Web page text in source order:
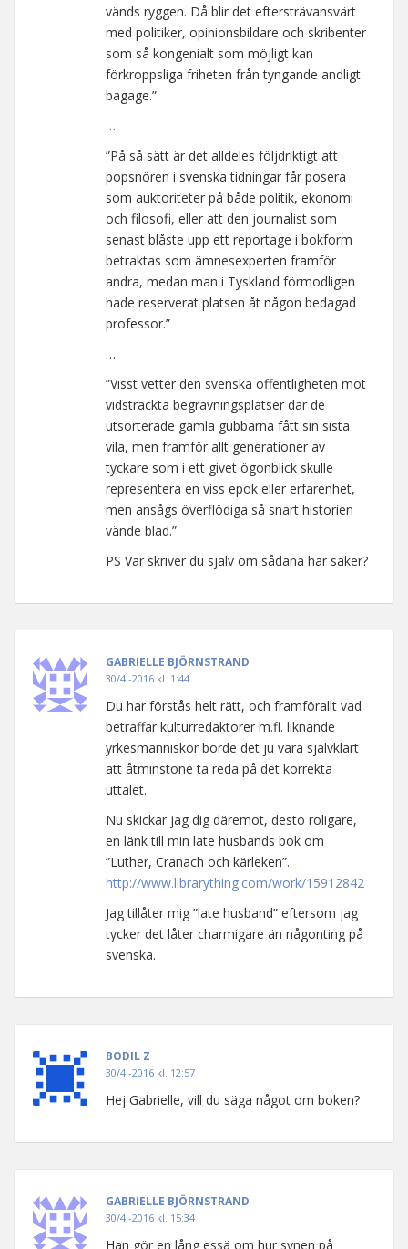
vänds ryggen. Då blir det eftersträvansvärt
med politiker, opinionsbildare och skribenter
som så kongenialt som möjligt kan
förkroppsliga friheten från tyngande andligt
bagage.”
…
”På så sätt är det alldeles följdriktigt att
popsnören i svenska tidningar får posera
som auktoriteter på både politik, ekonomi
och filosofi, eller att den journalist som
senast blåste upp ett reportage i bokform
betraktas som ämnesexperten framför
andra, medan man i Tyskland förmodligen
hade reserverat platsen åt någon bedagad
professor.”
…
”Visst vetter den svenska offentligheten mot
vidsträckta begravningsplatser där de
utsorterade gamla gubbarna fått sin sista
vila, men framför allt generationer av
tyckare som i ett givet ögonblick skulle
representera en viss epok eller erfarenhet,
men ansågs överflödiga så snart historien
vände blad.”
PS Var skriver du själv om sådana här saker?
GABRIELLE BJÖRNSTRAND
30/4 -2016 kl. 1:44
Du har förstås helt rätt, och framförallt vad
beträffar kulturredaktörer m.fl. liknande
yrkesmänniskor borde det ju vara självklart
att åtminstone ta reda på det korrekta
uttalet.
Nu skickar jag dig däremot, desto roligare,
en länk till min late husbands bok om
”Luther, Cranach och kärleken”.
http://www.librarything.com/work/15912842
Jag tillåter mig ”late husband” eftersom jag
tycker det låter charmigare än någonting på
svenska.
BODIL Z
30/4 -2016 kl. 12:57
Hej Gabrielle, vill du säga något om boken?
GABRIELLE BJÖRNSTRAND
30/4 -2016 kl. 15:34
Han gör en lång essä om hur synen på